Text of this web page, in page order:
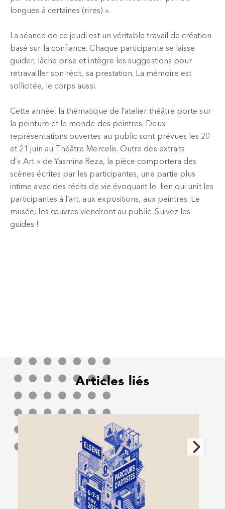
longues à certaines (rires) ».
La séance de ce jeudi est un véritable travail de création
basé sur la confiance. Chaque participante se laisse
guider, lâche prise et intègre les suggestions pour
retravailler son récit, sa prestation. La mémoire est
sollicitée, le corps aussi.
Cette année, la thématique de l’atelier théâtre porte sur
la peinture et le monde des peintres. Deux
représentations ouvertes au public sont prévues les 20
et 21 juin au Théâtre Mercelis. Outre des extraits
d’« Art » de Yasmina Reza, la pièce comportera des
scènes écrites par les participantes, une partie plus
intime avec des récits de vie évoquant le lien qui unit les
participantes à l’art, aux expositions, aux peintres. Le
musée, les œuvres viendront au public. Suivez les
guides !
Articles liés